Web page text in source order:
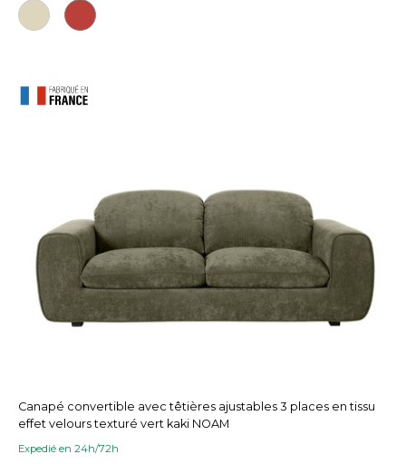
Canapé convertible avec têtières ajustables 3 places en tissu
effet velours texturé vert kaki NOAM
Expedié en 24h/72h